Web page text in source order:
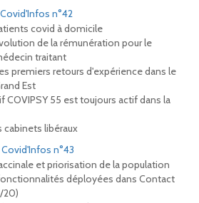
Covid'Infos n°42
covid à domicile
de la rémunération pour le
traitant
premiers retours d'expérience dans le
Est
COVIPSY 55 est toujours actif dans la
cabinets libéraux
Covid'Infos n°43
et priorisation de la population
déployées dans Contact
20)